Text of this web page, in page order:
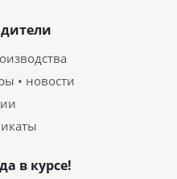
• новости
в курсе!